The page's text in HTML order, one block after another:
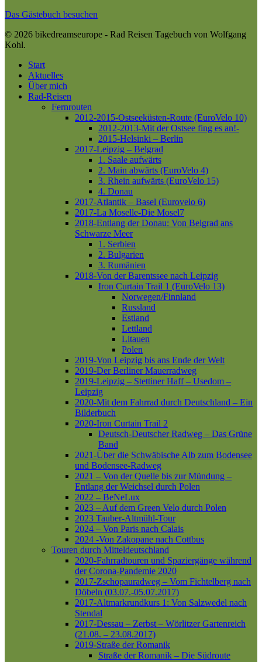
Das Gästebuch besuchen
© 2026 bikedreamseurope - Rad Reisen Tagebuch von Wolfgang
Kohl.
Close
Menu
Start
Aktuelles
Über mich
Rad-Reisen
Fernrouten
2012-2015-Ostseeküsten-Route (EuroVelo 10)
2012-2013-Mit der Ostsee fing es an!-
2015-Helsinki – Berlin
2017-Leipzig – Belgrad
1. Saale aufwärts
2. Main abwärts (EuroVelo 4)
3. Rhein aufwärts (EuroVelo 15)
4. Donau
2017-Atlantik – Basel (Eurovelo 6)
2017-La Moselle-Die Mosel7
2018-Entlang der Donau: Von Belgrad ans
Schwarze Meer
1. Serbien
2. Bulgarien
3. Rumänien
2018-Von der Barentssee nach Leipzig
Iron Curtain Trail 1 (EuroVelo 13)
Norwegen/Finnland
Russland
Estland
Lettland
Litauen
Polen
2019-Von Leipzig bis ans Ende der Welt
2019-Der Berliner Mauerradweg
2019-Leipzig – Stettiner Haff – Usedom –
Leipzig
2020-Mit dem Fahrrad durch Deutschland – Ein
Bilderbuch
2020-Iron Curtain Trail 2
Deutsch-Deutscher Radweg – Das Grüne
Band
2021-Über die Schwäbische Alb zum Bodensee
und Bodensee-Radweg
2021 – Von der Quelle bis zur Mündung –
Entlang der Weichsel durch Polen
2022 – BeNeLux
2023 – Auf dem Green Velo durch Polen
2023 Tauber-Altmühl-Tour
2024 – Von Paris nach Calais
2024 -Von Zakopane nach Cottbus
Touren durch Mitteldeutschland
2020-Fahrradtouren und Spaziergänge während
der Corona-Pandemie 2020
2017-Zschopauradweg – Vom Fichtelberg nach
Döbeln (03.07.-05.07.2017)
2017-Altmarkrundkurs 1: Von Salzwedel nach
Stendal
2017-Dessau – Zerbst – Wörlitzer Gartenreich
(21.08. – 23.08.2017)
2019-Straße der Romanik
Straße der Romanik – Die Südroute